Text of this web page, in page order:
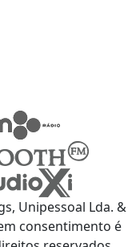
Unipessoal Lda. &
consentimento é